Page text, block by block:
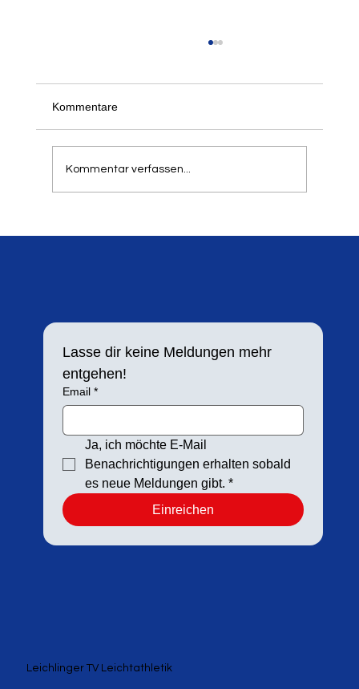
Schon jetzt freuen wir uns, alle informieren zu
Kommentare
Kommentar verfassen...
Lasse dir keine Meldungen mehr
entgehen!
Email *
Ja, ich möchte E-Mail
Benachrichtigungen erhalten sobald
es neue Meldungen gibt. *
Einreichen
Leichlinger TV Leichtathletik